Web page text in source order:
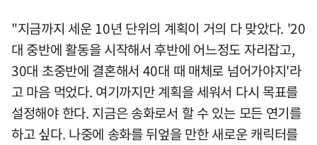
"지금까지 세운 10년 단위의 계획이 거의 다 맞았다. '20
대 중반에 활동을 시작해서 후반에 어느정도 자리잡고,
30대 초중반에 결혼해서 40대 때 매체로 넘어가야지'라
고 마음 먹었다. 여기까지만 계획을 세워서 다시 목표를
설정해야 한다. 지금은 송화로서 할 수 있는 모든 연기를
하고 싶다. 나중에 송화를 뒤엎을 만한 새로운 캐릭터를